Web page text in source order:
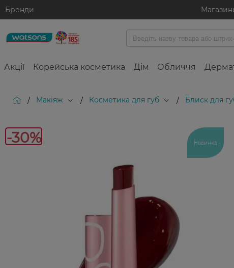
Бренди
Акції Корейська косметика Дім Обличчя
/ Макіяж / Косметика для губ / Блиск для
-30% Новинка